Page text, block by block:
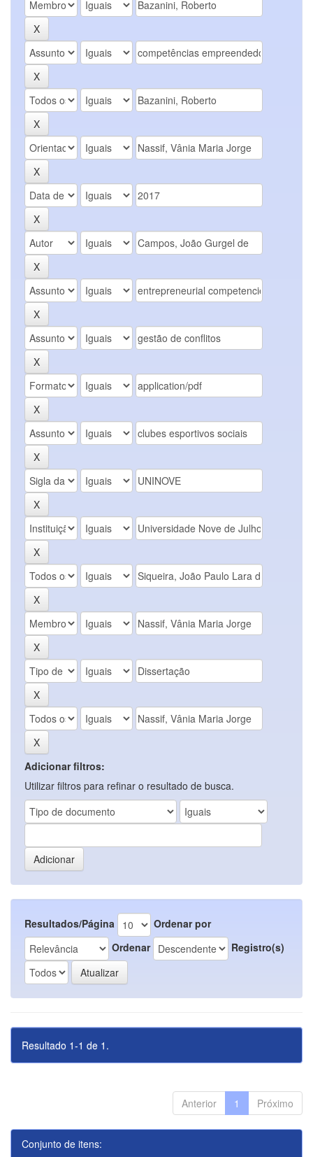
Adicionar filtros:
Utilizar filtros para refinar o resultado de busca.
Resultados/Página
Ordenar por
Ordenar
Registro(s)
Resultado 1-1 de 1.
Anterior 1 Próximo
Conjunto de itens: